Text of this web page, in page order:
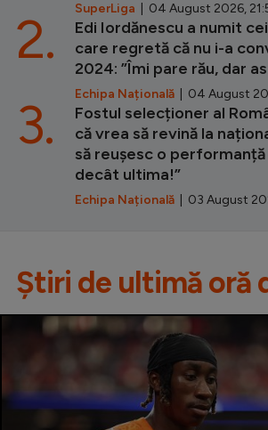
SuperLiga | 04 August 2026,
Edi Iordănescu a numit
care regretă că nu i-a
2024: ”Îmi pare rău, dar
Echipa Națională | 04 August
2.
Fostul selecționer al
că vrea să revină la
să reușesc o
decât ultima!”
Echipa Națională | 03 August
3.
Știri de ultimă oră